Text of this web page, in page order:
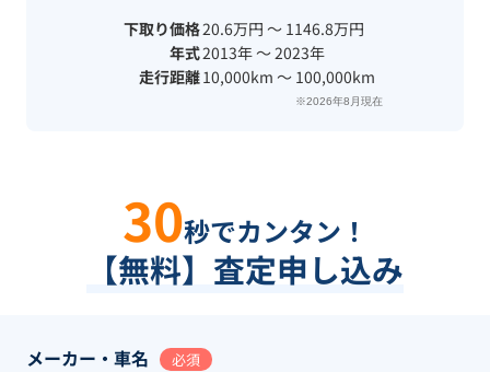
下取り価格20.6万円 〜 1146.8万円
年式2013年 〜 2023年
走行距離10,000km 〜 100,000km
※2026年8月現在
30秒でカンタン！
【無料】査定申し込み
メーカー・車名 必須